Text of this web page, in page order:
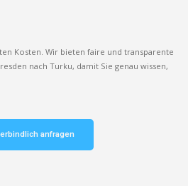
Kosten. Wir bieten faire und transparente
nach Turku, damit Sie genau wissen,
anfragen